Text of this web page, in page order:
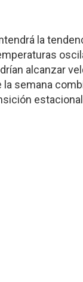
la
alcanzar
la semana